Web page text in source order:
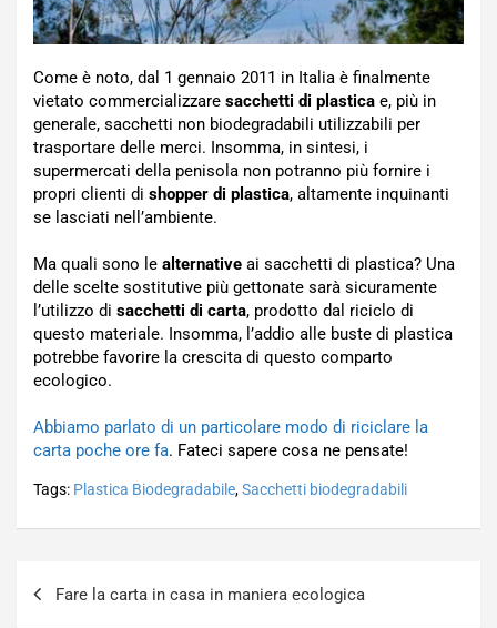
Come è noto, dal 1 gennaio 2011 in Italia è finalmente
vietato commercializzare sacchetti di plastica e, più in
generale, sacchetti non biodegradabili utilizzabili per
trasportare delle merci. Insomma, in sintesi, i
supermercati della penisola non potranno più fornire i
propri clienti di shopper di plastica, altamente inquinanti
se lasciati nell’ambiente.
Ma quali sono le alternative ai sacchetti di plastica? Una
delle scelte sostitutive più gettonate sarà sicuramente
l’utilizzo di sacchetti di carta, prodotto dal riciclo di
questo materiale. Insomma, l’addio alle buste di plastica
potrebbe favorire la crescita di questo comparto
ecologico.
Abbiamo parlato di un particolare modo di riciclare la
carta poche ore fa. Fateci sapere cosa ne pensate!
Tags: Plastica Biodegradabile,Sacchetti biodegradabili
Fare la carta in casa in maniera ecologica